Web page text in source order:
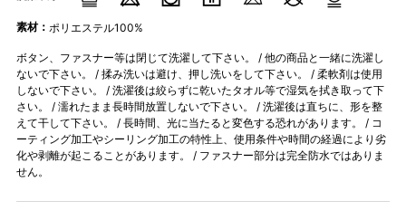
素材： ポリエステル100%
ボタン、ファスナー等は閉じて洗濯して下さい。 / 他の商品と一緒に洗濯し
ないで下さい。 / 揉み洗いは避け、押し洗いをして下さい。 / 柔軟剤は使用
しないで下さい。 / 洗濯後は絞らずに乾いたタオル等で湿気を拭き取って下
さい。 / 濡れたまま長時間放置しないで下さい。 / 洗濯後は直ちに、形を整
えて干して下さい。 / 長時間、光に当たると変色する恐れがあります。 / コ
ーティング加工やシーリング加工の特性上、使用条件や時間の経過により劣
化や剥離が起こることがあります。 / ファスナー部分は完全防水ではありま
せん。